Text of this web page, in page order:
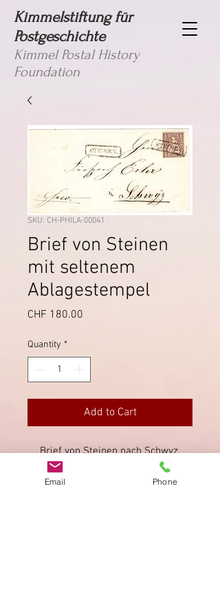
Kimmelstiftung für
Postgeschichte
Kimmel Postal History
Foundation
SKU: CH-PHILA-00041
Brief von Steinen
mit seltenem
Ablagestempel
CHF 180.00
Quantity *
Add to Cart
Brief von Steinen nach Schwyz,
seltener Ablagestempel von Steinen.
Briefmarke SBK 30F.
Email Phone